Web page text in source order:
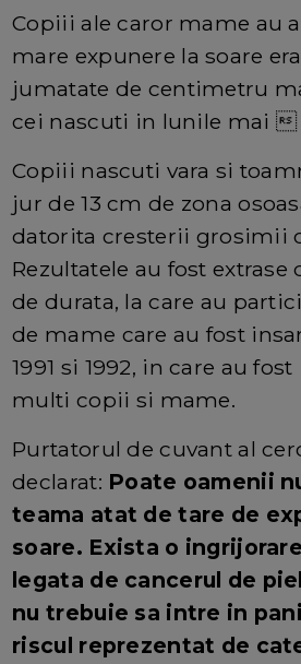
Copiii ale caror mame au
mare expunere la soare
jumatate de centimetru
cei nascuti in lunile mai
Copiii nascuti vara si
jur de 13 cm de zona
datorita cresterii grosimii
Rezultatele au fost
de durata, la care au
de mame care au fost
1991 si 1992, in care au
multi copii si mame.
Purtatorul de cuvant al
declarat: Poate oamenii
teama atat de tare de
soare. Exista o
legata de cancerul de
nu trebuie sa intre in
riscul reprezentat de